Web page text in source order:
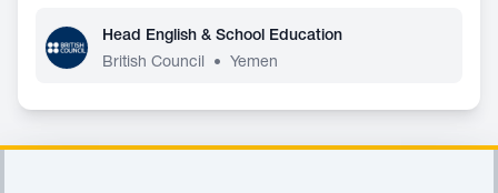
Head English & School Education
British Council
• Yemen